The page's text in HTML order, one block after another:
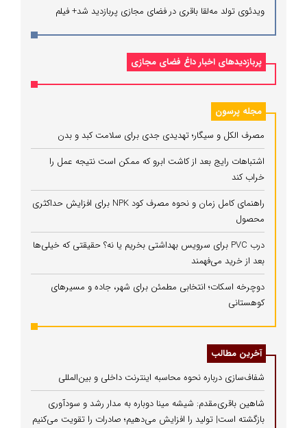
ویدئوی تولد مه‌لقا باقری در فضای مجازی پربازدید شد+ فیلم
پربازدیدهای اخبار داغ فضای مجازی
مجله پرسون
مصرف الکل و سیگار؛ تهدیدی جدی برای سلامت کبد و بدن
اشتباهات رایج بعد از کاشت ابرو که ممکن است نتیجه عمل را
خراب کند
راهنمای کامل زمان و نحوه مصرف کود NPK برای افزایش حداکثری
محصول
درب PVC برای سرویس بهداشتی بخریم یا نه؟ حقیقتی که خیلی‌ها
بعد از خرید می‌فهمند
دوچرخه اسکات؛ انتخابی مطمئن برای شهر، جاده و مسیرهای
کوهستانی
آخرین مطالب
شفاف‌سازی درباره نحوه محاسبه اینترنت داخلی و بین‌المللی
شاهین باقری‌مقدم: شیشه مینا دوباره به مدار رشد و سودآوری
بازگشته است| تولید را افزایش می‌دهیم؛ صادرات را تقویت می‌کنیم